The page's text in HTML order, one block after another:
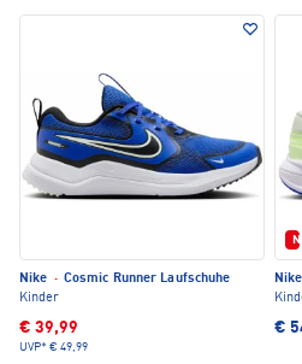
Nike · Cosmic Runner Laufschuhe
Kinder
€ 39,99
UVP* € 49,99
Nike
€